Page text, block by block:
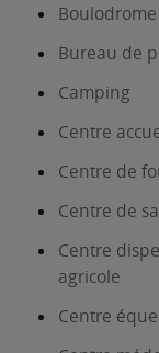
Boulodrome
Bureau de
Camping
Centre
Centre de
Centre de
Centre
agricole
Centre